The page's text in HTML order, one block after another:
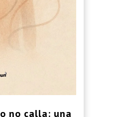
no calla: una